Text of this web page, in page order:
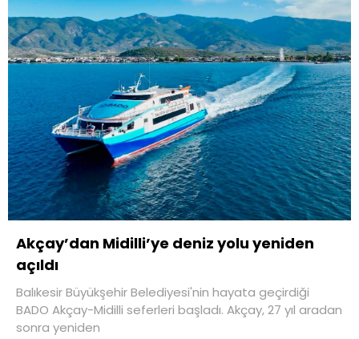
Akçay’dan Midilli’ye deniz yolu yeniden
açıldı
Balıkesir Büyükşehir Belediyesi'nin hayata geçirdiği
BADO Akçay-Midilli seferleri başladı. Akçay, 27 yıl aradan
sonra yeniden